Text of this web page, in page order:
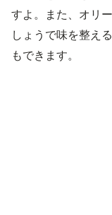
すよ。また、オリ
しょうで味を整え
もできます。